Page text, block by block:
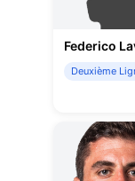
Federico
Deuxième